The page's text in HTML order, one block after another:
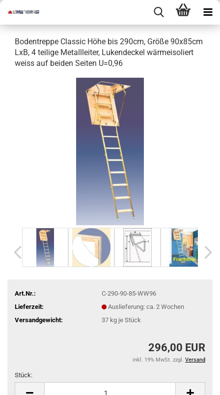
Bodentreppe Classic Höhe bis 290cm, Größe 90x85cm
LxB, 4 teilige Metallleiter, Lukendeckel wärmeisoliert
weiss auf beiden Seiten U=0,96
Art.Nr.:
C-290-90-85-WW96
Lieferzeit:
Auslieferung: ca. 2 Wochen
Versandgewicht:
37kg je Stück
296,00 EUR
inkl. 19% MwSt. zzgl. Versand
Stück: